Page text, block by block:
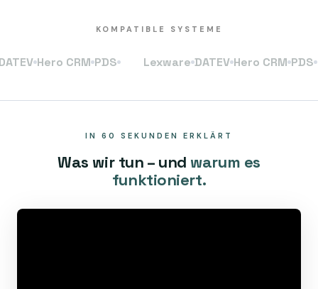
KOMPATIBLE SYSTEME
Hero CRM PDS Lexware DATEV Hero CRM PDS
IN 60 SEKUNDEN ERKLÄRT
Was wir tun – und warum es
funktioniert.